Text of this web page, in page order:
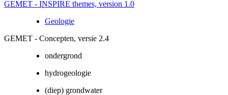
GEMET - INSPIRE themes, version 1.0
Geologie
GEMET - Concepten, versie 2.4
ondergrond
hydrogeologie
(diep) grondwater